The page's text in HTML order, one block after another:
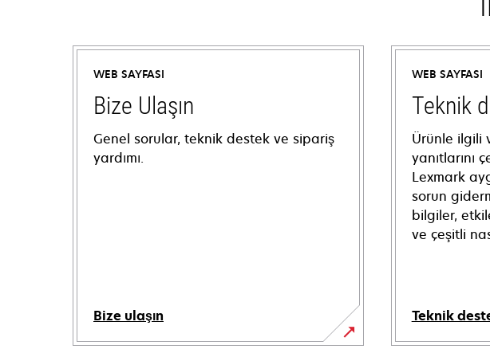
WEB SAYFASI
Bize Ulaşın
Genel sorular, teknik destek ve sipariş
yardımı.
Bize ulaşın
WEB SAYFASI
Teknik
Ürünle ilgili
yanıtlarını
Lexmark
sorun
bilgiler,
ve çeşitli
Teknik